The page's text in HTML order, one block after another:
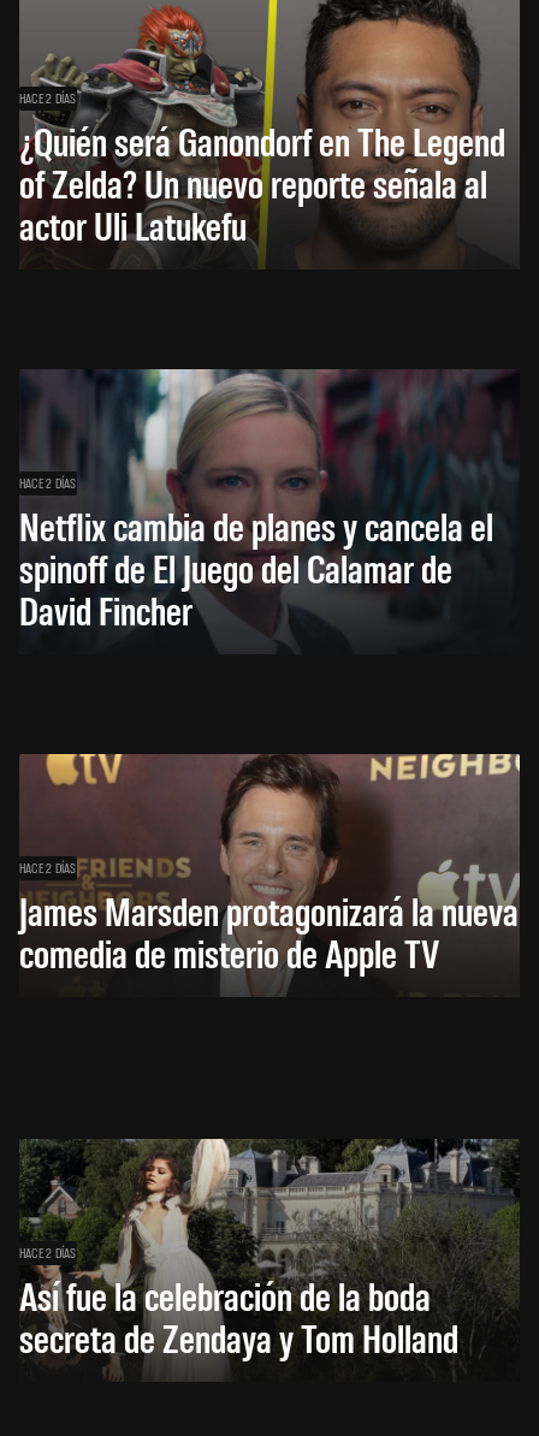
HACE 2 DÍAS
¿Quién será Ganondorf en The Legend
of Zelda? Un nuevo reporte señala al
actor Uli Latukefu
HACE 2 DÍAS
Netflix cambia de planes y cancela el
spinoff de El Juego del Calamar de
David Fincher
HACE 2 DÍAS
James Marsden protagonizará la nueva
comedia de misterio de Apple TV
HACE 2 DÍAS
Así fue la celebración de la boda
secreta de Zendaya y Tom Holland